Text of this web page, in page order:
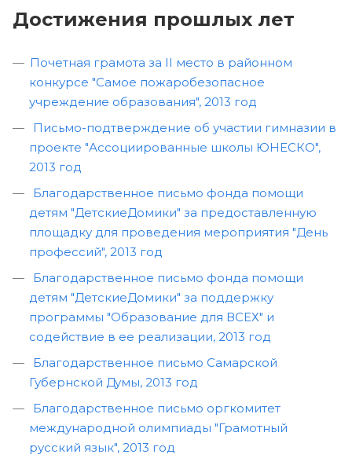
Достижения прошлых лет
Почетная грамота за II место в районном
конкурсе "Самое пожаробезопасное
учреждение образования", 2013 год
Письмо-подтверждение об участии гимназии в
проекте "Ассоциированные школы ЮНЕСКО",
2013 год
Благодарственное письмо фонда помощи
детям "ДетскиеДомики" за предоставленную
площадку для проведения мероприятия "День
профессий", 2013 год
Благодарственное письмо фонда помощи
детям "ДетскиеДомики" за поддержку
программы "Образование для ВСЕХ" и
содействие в ее реализации, 2013 год
Благодарственное письмо Самарской
Губернской Думы, 2013 год
Благодарственное письмо оргкомитет
международной олимпиады "Грамотный
русский язык", 2013 год